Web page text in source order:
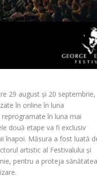
29 august și 20 septembrie,
în online în luna
în luna mai
două etape va fi exclusiv
înapoi. Măsura a fost luată
artistic al Festivalului și
pentru a proteja